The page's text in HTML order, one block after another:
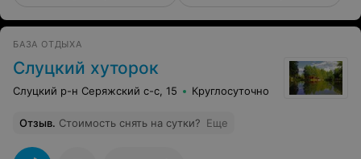
БАЗА ОТДЫХА
Слуцкий хуторок
Слуцкий р-н Серяжский с-с, 15 Круглосуточно
Отзыв. Стоимость снять на сутки? Еще